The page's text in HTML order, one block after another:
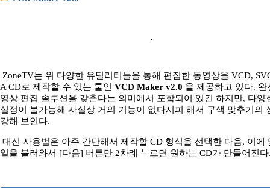
ZoneTV는 위 다양한 유틸리티들을 통해 편집한 동영상을 VCD,
A CD로 제작할 수 있는 툴인 VCD Maker v2.0 을 제공하고 있다. 완
영상 편집 솔루션을 갖춘다는 의미에서 포함되어 있긴 하지만, 다양
설정이 불가능해 사실상 거의 기능이 없다시피 해서 구색 맞추기의
강해 보인다.
대신 사용법은 아주 간단해서 제작할 CD 형식을 선택한 다음, 이에
일을 불러와서 [다음] 버튼만 2차례 누르면 원하는 CD가 만들어진